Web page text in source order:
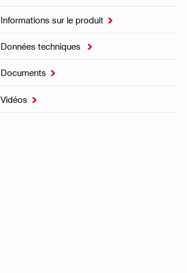
Informations sur le produit 
Données techniques 
Documents 
Vidéos 